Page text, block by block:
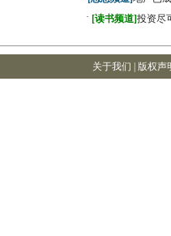
· [读书频道]投资尽